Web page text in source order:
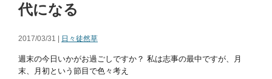
代になる
2017/03/31 | 日々徒然草
週末の今日いかがお過ごしですか？ 私は志事の最中ですが、月
末、月初という節目で色々考え